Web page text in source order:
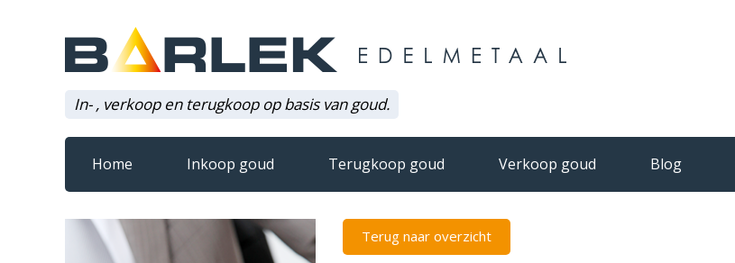
In- , verkoop en terugkoop op basis van goud.
Home Inkoop goud Terugkoop goud Verkoop goud Blog
Terug naar overzicht